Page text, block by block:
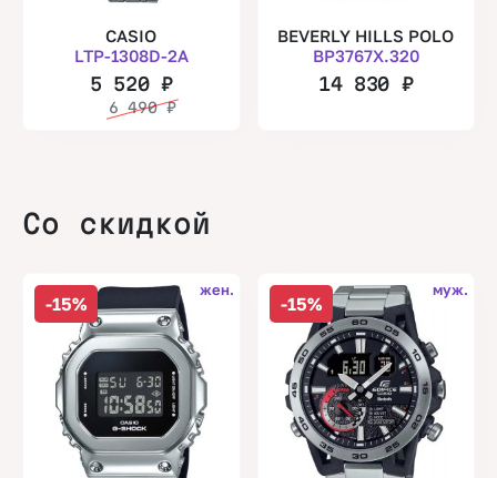
CASIO
LTP-1308D-2A
5 520 ₽
6 490₽
BEVERLY HILLS POLO
BP3767X.320
14 830 ₽
Со скидкой
-15%
жен.
-15%
муж.